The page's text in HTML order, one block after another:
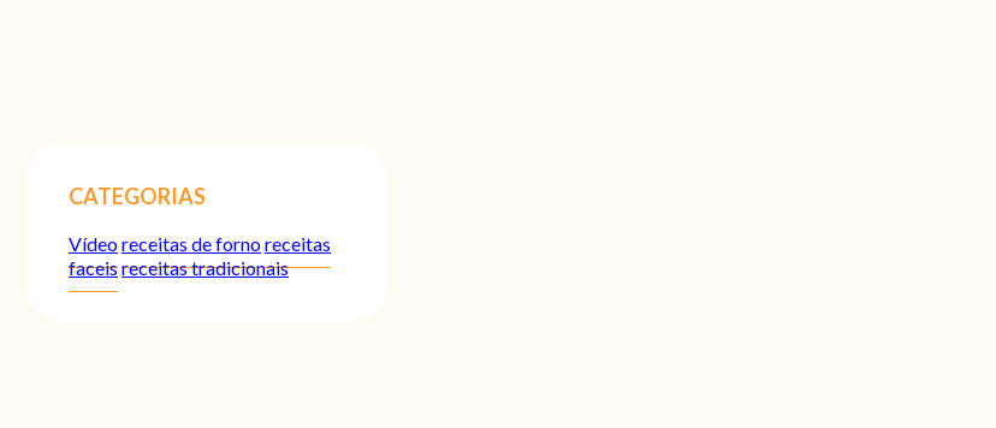
CATEGORIAS
Vídeoreceitas de fornoreceitas
faceisreceitas tradicionais